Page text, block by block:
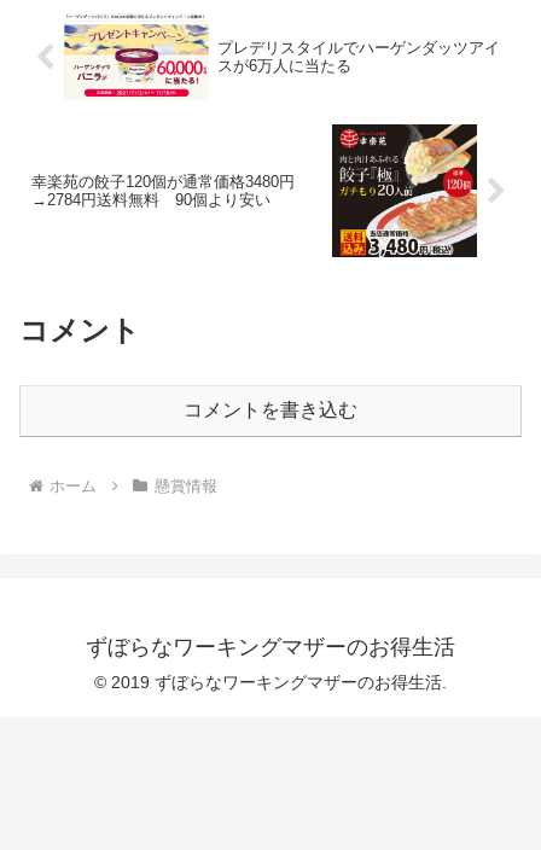
プレデリスタイルでハーゲンダッツアイ
スが6万人に当たる
幸楽苑の餃子120個が通常価格3480円
→2784円送料無料 90個より安い
コメント
コメントを書き込む
ホーム 懸賞情報
ずぼらなワーキングマザーのお得生活
© 2019 ずぼらなワーキングマザーのお得生活.